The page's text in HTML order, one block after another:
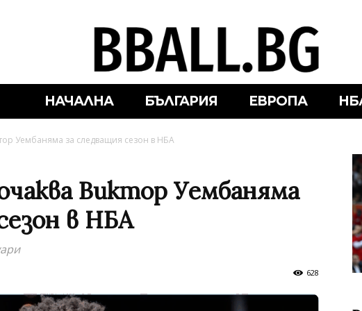
НАЧАЛНА БЪЛГАРИЯ ЕВРОПА
Уембаняма за следващия сезон в НБА
Виктор Уембаняма
в НБА
628